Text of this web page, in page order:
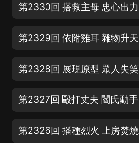
第2330回 搭救主母 忠心出力
第2329回 依附雞耳 雜物升天
第2328回 展現原型 眾人失笑
第2327回 毆打丈夫 閻氏動手
第2326回 播種烈火 上房焚燒